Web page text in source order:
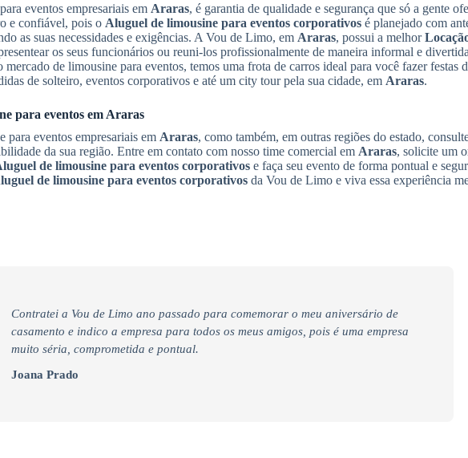
eventos empresariais em Araras, é garantia de qualidade e segurança que só a gente
e confiável, pois o Aluguel de limousine para eventos corporativos é planejado com
as suas necessidades e exigências. A Vou de Limo, em Araras, possui a melhor
os seus funcionários ou reuni-los profissionalmente de maneira informal e
de limousine para eventos, temos uma frota de carros ideal para você fazer festas
de solteiro, eventos corporativos e até um city tour pela sua cidade, em Araras.
para eventos em Araras
eventos empresariais em Araras, como também, em outras regiões do estado,
da sua região. Entre em contato com nosso time comercial em Araras, solicite um
de limousine para eventos corporativos e faça seu evento de forma pontual e
de limousine para eventos corporativos da Vou de Limo e viva essa experiência
Contratei a Vou de Limo ano passado para comemorar o meu aniversário de
casamento e indico a empresa para todos os meus amigos, pois é uma empresa
muito séria, comprometida e pontual.
Joana Prado